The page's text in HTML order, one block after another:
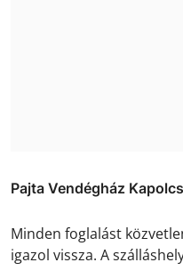
Pajta Vendégház Kapolcs
Minden foglalást
igazol vissza. A